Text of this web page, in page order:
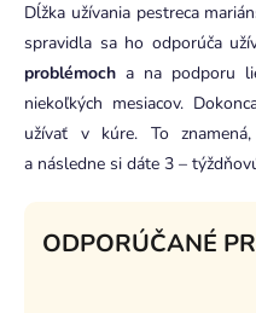
Dĺžka užívania pestreca
spravidla sa ho odporúča
problémoch a na podporu
niekoľkých mesiacov.
užívať v kúre. To
a následne si dáte 3 –
ODPORÚČANÉ